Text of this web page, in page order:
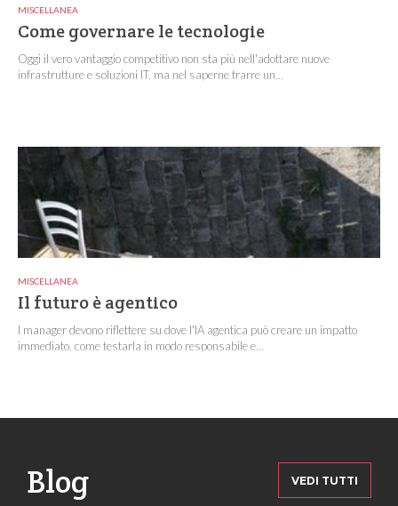
MISCELLANEA
Come governare le tecnologie
Oggi il vero vantaggio competitivo non sta più nell'adottare nuove
infrastrutture e soluzioni IT, ma nel saperne trarre un...
MISCELLANEA
Il futuro è agentico
I manager devono riflettere su dove l'IA agentica può creare un impatto
immediato, come testarla in modo responsabile e...
Blog VEDI TUTTI